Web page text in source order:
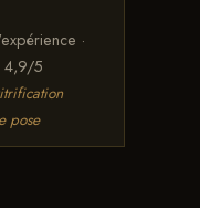
·
4,9/5
pose